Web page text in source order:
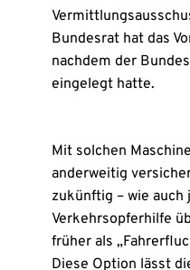
Bundesrat hat das
nachdem der
eingelegt hatte.
Mit solchen
anderweitig
zukünftig – wie
Verkehrsopferhilfe
früher als
Diese Option lässt